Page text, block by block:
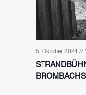
5. Oktober 2024 //